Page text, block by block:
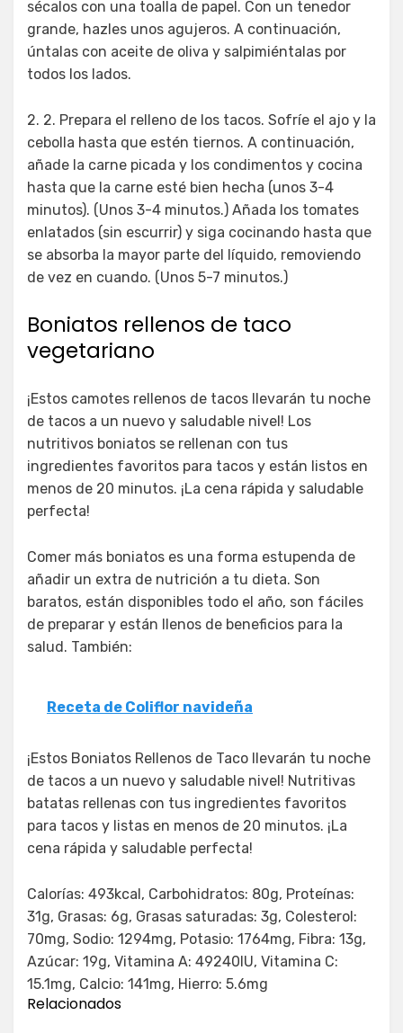
sécalos con una toalla de papel. Con un tenedor
grande, hazles unos agujeros. A continuación,
úntalas con aceite de oliva y salpimiéntalas por
todos los lados.
2. 2. Prepara el relleno de los tacos. Sofríe el ajo y la
cebolla hasta que estén tiernos. A continuación,
añade la carne picada y los condimentos y cocina
hasta que la carne esté bien hecha (unos 3-4
minutos). (Unos 3-4 minutos.) Añada los tomates
enlatados (sin escurrir) y siga cocinando hasta que
se absorba la mayor parte del líquido, removiendo
de vez en cuando. (Unos 5-7 minutos.)
Boniatos rellenos de taco
vegetariano
¡Estos camotes rellenos de tacos llevarán tu noche
de tacos a un nuevo y saludable nivel! Los
nutritivos boniatos se rellenan con tus
ingredientes favoritos para tacos y están listos en
menos de 20 minutos. ¡La cena rápida y saludable
perfecta!
Comer más boniatos es una forma estupenda de
añadir un extra de nutrición a tu dieta. Son
baratos, están disponibles todo el año, son fáciles
de preparar y están llenos de beneficios para la
salud. También:
Receta de Coliflor navideña
¡Estos Boniatos Rellenos de Taco llevarán tu noche
de tacos a un nuevo y saludable nivel! Nutritivas
batatas rellenas con tus ingredientes favoritos
para tacos y listas en menos de 20 minutos. ¡La
cena rápida y saludable perfecta!
Calorías: 493kcal, Carbohidratos: 80g, Proteínas:
31g, Grasas: 6g, Grasas saturadas: 3g, Colesterol:
70mg, Sodio: 1294mg, Potasio: 1764mg, Fibra: 13g,
Azúcar: 19g, Vitamina A: 49240IU, Vitamina C:
15.1mg, Calcio: 141mg, Hierro: 5.6mg
Relacionados